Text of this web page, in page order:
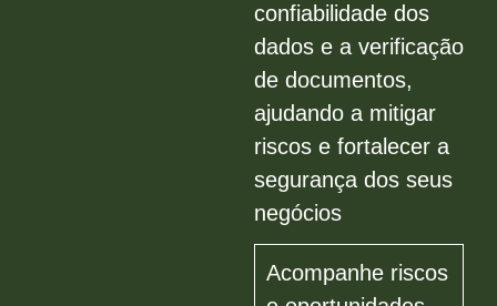
confiabilidade dos
dados e a verificação
de documentos,
ajudando a mitigar
riscos e fortalecer a
segurança dos seus
negócios
Acompanhe riscos